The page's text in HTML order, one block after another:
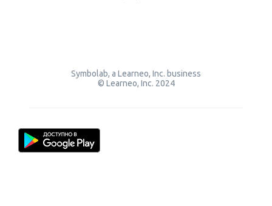
Symbolab, a Learneo, Inc. business
© Learneo, Inc. 2024